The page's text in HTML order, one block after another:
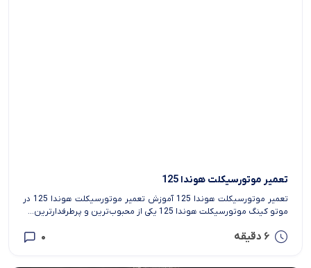
تعمیر موتورسیکلت هوندا 125
تعمیر موتورسیکلت هوندا 125 آموزش تعمیر موتورسیکلت هوندا 125 در
موتو کینگ موتورسیکلت هوندا 125 یکی از محبوب‌ترین و پرطرفدارترین...
6 دقیقه 0